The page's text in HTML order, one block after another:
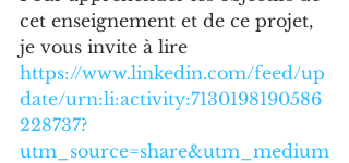
cet enseignement et de ce projet,
je vous invite à lire
https://www.linkedin.com/feed/up
date/urn:li:activity:7130198190586
228737?
utm_source=share&utm_medium